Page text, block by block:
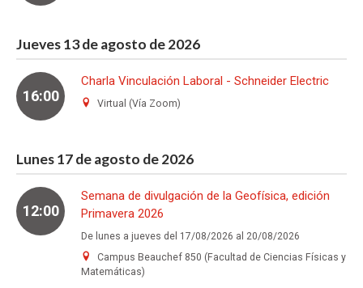
Jueves 13 de agosto de 2026
16:00
Charla Vinculación Laboral - Schneider Electric
Virtual (Vía Zoom)
Lunes 17 de agosto de 2026
12:00
Semana de divulgación de la Geofísica, edición
Primavera 2026
De lunes a jueves del 17/08/2026 al 20/08/2026
Campus Beauchef 850 (Facultad de Ciencias Físicas y
Matemáticas)